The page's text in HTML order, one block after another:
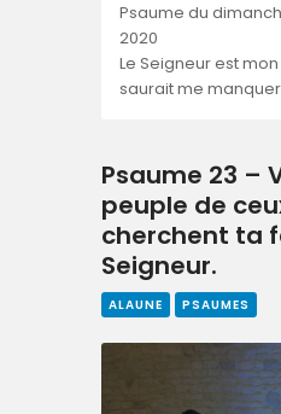
Psaume du
2020
Le Seigneur est
saurait me
Psaume 23 –
peuple de
cherchent ta
Seigneur.
ALAUNE PSAUMES